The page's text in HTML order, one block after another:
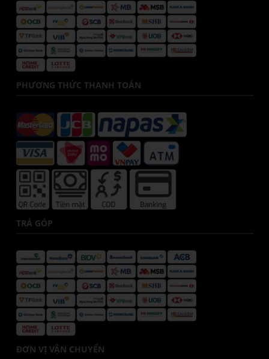
PHƯƠNG THỨC THANH TOÁN
TRẢ GÓP
ĐƠN VỊ VẬN CHUYỂN